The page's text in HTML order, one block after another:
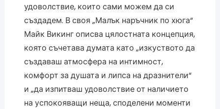
удоволствие, които сами можем да си
създадем. В своя „Малък наръчник по хюга“
Майк Викинг описва цялостната концепция,
която съчетава думата като „изкуството да
създаваш атмосфера на интимност,
комфорт за душата и липса на дразнители“
и „да изпитваш удоволствие от наличието
на успокояващи неща, споделени моменти